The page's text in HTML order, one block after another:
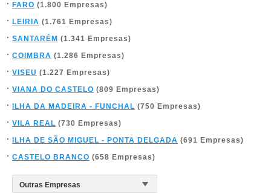
FARO (1.800 Empresas)
LEIRIA (1.761 Empresas)
SANTARÉM (1.341 Empresas)
COIMBRA (1.286 Empresas)
VISEU (1.227 Empresas)
VIANA DO CASTELO (809 Empresas)
ILHA DA MADEIRA - FUNCHAL (750 Empresas)
VILA REAL (730 Empresas)
ILHA DE SÃO MIGUEL - PONTA DELGADA (691 Empresas)
CASTELO BRANCO (658 Empresas)